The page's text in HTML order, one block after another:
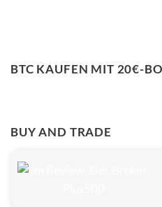
BTC KAUFEN MIT 20€-
BUY AND TRADE